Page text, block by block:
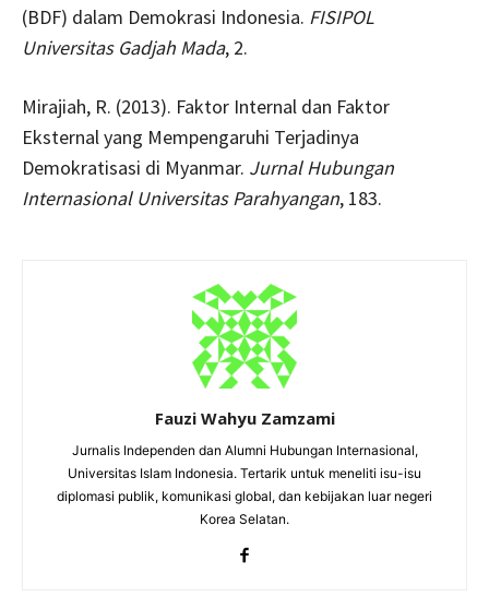
(BDF) dalam Demokrasi Indonesia. FISIPOL
Universitas Gadjah Mada, 2.
Mirajiah, R. (2013). Faktor Internal dan Faktor
Eksternal yang Mempengaruhi Terjadinya
Demokratisasi di Myanmar. Jurnal Hubungan
Internasional Universitas Parahyangan, 183.
Fauzi Wahyu Zamzami
Jurnalis Independen dan Alumni Hubungan Internasional,
Universitas Islam Indonesia. Tertarik untuk meneliti isu-isu
diplomasi publik, komunikasi global, dan kebijakan luar negeri
Korea Selatan.